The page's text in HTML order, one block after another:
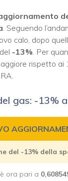
. Seguendo
calo, dopo
-13%. Per
rispetto
gas: -13%
del -13% della
è ora pari a